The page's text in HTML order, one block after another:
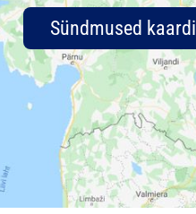
Sündmused kaardil